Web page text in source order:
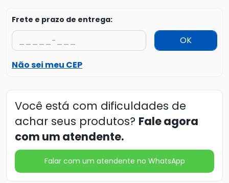
Frete e prazo de entrega:
OK
Não sei meu CEP
Você está com dificuldades de
achar seus produtos? Fale agora
com um atendente.
Falar com um atendente no WhatsApp